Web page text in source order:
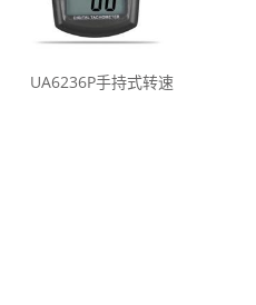
UA6236P手持式转速